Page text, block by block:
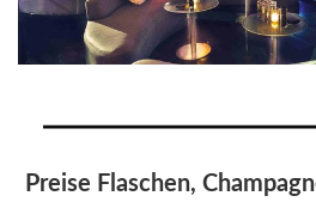
Preise Flaschen,